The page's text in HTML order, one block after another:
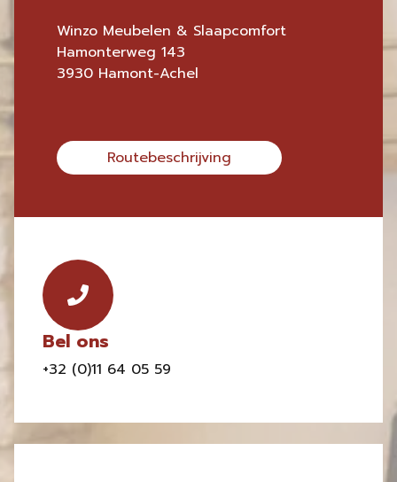
Winzo Meubelen & Slaapcomfort
Hamonterweg 143
3930 Hamont-Achel
Routebeschrijving
Bel ons
+32 (0)11 64 05 59